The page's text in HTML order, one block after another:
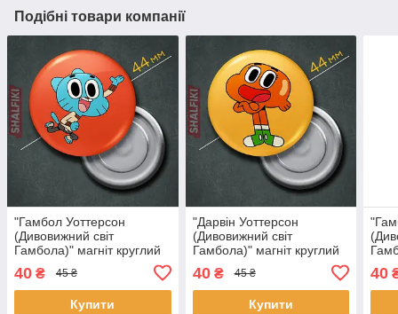
Подібні товари компанії
"Гамбол Уоттерсон
(Дивовижний світ
Гамбола)" магніт круглий
40 ₴ 45 ₴
Купити
"Дарвін Уоттерсон
(Дивовижний світ
Гамбола)" магніт круглий
40₴ 45 ₴
Купити
40